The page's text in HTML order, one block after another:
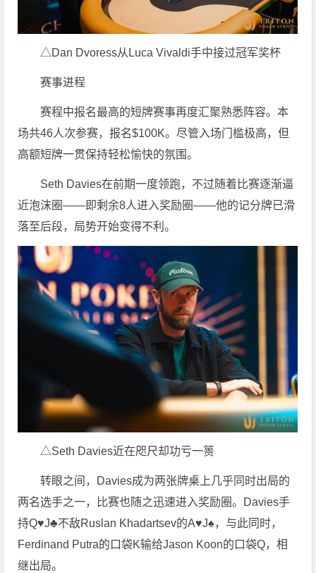
△Dan Dvoress从Luca Vivaldi手中接过冠军奖杯
赛事进程
赛程中报名最高的短牌赛事再度汇聚熟悉阵容。本
场共46人次参赛，报名$100K。尽管入场门槛极高，但
高额短牌一贯保持轻松愉快的氛围。
Seth Davies在前期一度领跑，不过随着比赛逐渐逼
近泡沫圈——即剩余8人进入奖励圈——他的记分牌已滑
落至后段，局势开始变得不利。
△Seth Davies近在咫尺却功亏一篑
转眼之间，Davies成为两张牌桌上几乎同时出局的
两名选手之一，比赛也随之迅速进入奖励圈。Davies手
持Q♥J♣不敌Ruslan Khadartsev的A♥J♠，与此同时，
Ferdinand Putra的口袋K输给Jason Koon的口袋Q，相
继出局。